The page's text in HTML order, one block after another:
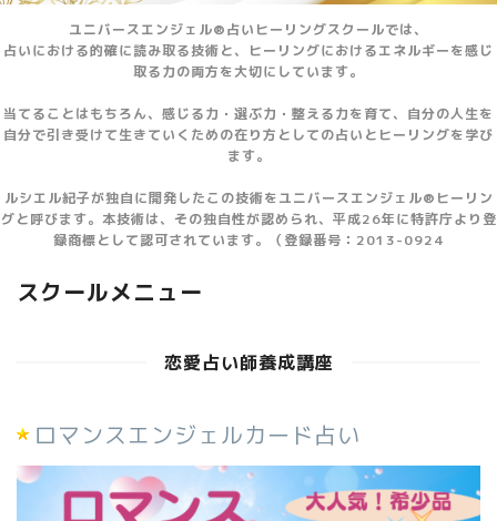
ユニバースエンジェル®占いヒーリングスクールでは、
占いにおける的確に読み取る技術と、ヒーリングにおけるエネルギーを感じ
取る力の両方を大切にしています。
当てることはもちろん、感じる力・選ぶ力・整える力を育て、自分の人生を
自分で引き受けて生きていくための在り方としての占いとヒーリングを学び
ます。
ルシエル紀子が独自に開発したこの技術をユニバースエンジェル®ヒーリン
グと呼びます。本技術は、その独自性が認められ、平成26年に特許庁より登
録商標として認可されています。（登録番号：2013-0924
スクールメニュー
恋愛占い師養成講座
ロマンスエンジェルカード占い